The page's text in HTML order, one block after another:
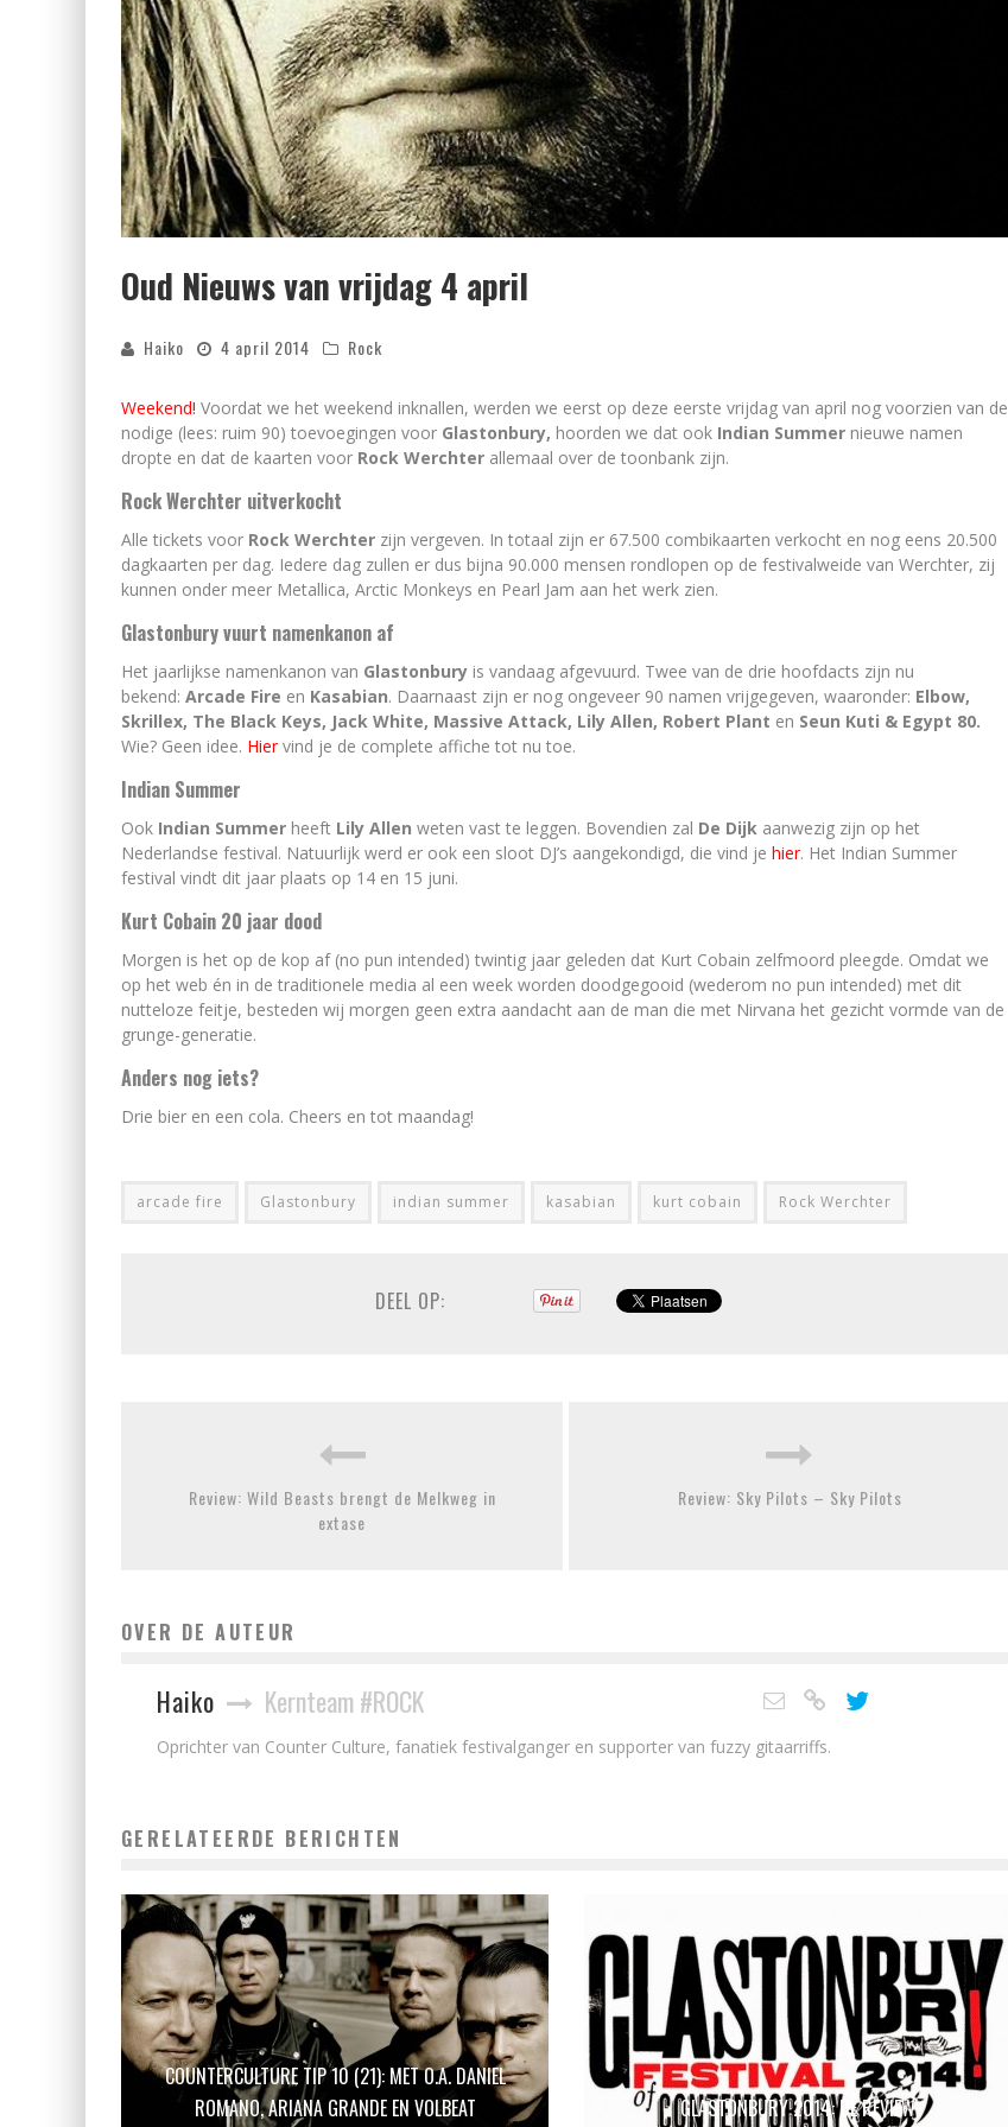
Oud Nieuws van vrijdag 4 april
Haiko 4 april 2014 Rock
Weekend! Voordat we het weekend inknallen, werden we eerst op deze eerste vrijdag van april nog voorzien van de
nodige (lees: ruim 90) toevoegingen voor Glastonbury, hoorden we dat ook Indian Summer nieuwe namen
dropte en dat de kaarten voor Rock Werchter allemaal over de toonbank zijn.
Rock Werchter uitverkocht
Alle tickets voor Rock Werchter zijn vergeven. In totaal zijn er 67.500 combikaarten verkocht en nog eens 20.500
dagkaarten per dag. Iedere dag zullen er dus bijna 90.000 mensen rondlopen op de festivalweide van Werchter, zij
kunnen onder meer Metallica, Arctic Monkeys en Pearl Jam aan het werk zien.
Glastonbury vuurt namenkanon af
Het jaarlijkse namenkanon van Glastonbury is vandaag afgevuurd. Twee van de drie hoofdacts zijn nu
bekend: Arcade Fire en Kasabian. Daarnaast zijn er nog ongeveer 90 namen vrijgegeven, waaronder: Elbow,
Skrillex, The Black Keys, Jack White, Massive Attack, Lily Allen, Robert Plant en Seun Kuti & Egypt 80.
Wie? Geen idee. Hiervind je de complete affiche tot nu toe.
Indian Summer
Ook Indian Summer heeft Lily Allen weten vast te leggen. Bovendien zal De Dijk aanwezig zijn op het
Nederlandse festival. Natuurlijk werd er ook een sloot DJ’s aangekondigd, die vind je hier. Het Indian Summer
festival vindt dit jaar plaats op 14 en 15 juni.
Kurt Cobain 20 jaar dood
Morgen is het op de kop af (no pun intended) twintig jaar geleden dat Kurt Cobain zelfmoord pleegde. Omdat we
op het web én in de traditionele media al een week worden doodgegooid (wederom no pun intended) met dit
nutteloze feitje, besteden wij morgen geen extra aandacht aan de man die met Nirvana het gezicht vormde van de
grunge-generatie.
Anders nog iets?
Drie bier en een cola. Cheers en tot maandag!
arcade fire Glastonbury indian summer kasabian kurt cobain Rock Werchter
DEEL OP:
Review: Wild Beasts brengt de Melkweg in
extase
Review: Sky Pilots – Sky Pilots
OVER DE AUTEUR
Haiko Kernteam #ROCK
Oprichter van Counter Culture, fanatiek festivalganger en supporter van fuzzy gitaarriffs.
GERELATEERDE BERICHTEN
COUNTERCULTURE TIP 10 (21): MET O.A. DANIEL
ROMANO, ARIANA GRANDE EN VOLBEAT
GLASTONBURY 2014: DE REVIEW